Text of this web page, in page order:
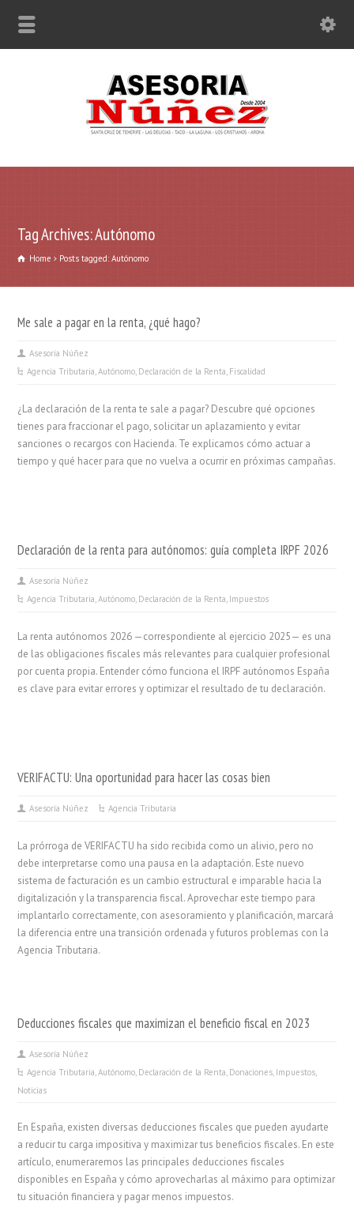
Tag Archives: Autónomo
Home Posts tagged: Autónomo
Me sale a pagar en la renta, ¿qué hago?
Asesoría Núñez
Agencia Tributaria,Autónomo, Declaración de la Renta, Fiscalidad
¿La declaración de la renta te sale a pagar? Descubre qué opciones
tienes para fraccionar el pago, solicitar un aplazamiento y evitar
sanciones o recargos con Hacienda. Te explicamos cómo actuar a
tiempo y qué hacer para que no vuelva a ocurrir en próximas campañas.
Declaración de la renta para autónomos: guía completa IRPF 2026
Asesoría Núñez
Agencia Tributaria,Autónomo, Declaración de la Renta, Impuestos
La renta autónomos 2026 —correspondiente al ejercicio 2025— es una
de las obligaciones fiscales más relevantes para cualquier profesional
por cuenta propia. Entender cómo funciona el IRPF autónomos España
es clave para evitar errores y optimizar el resultado de tu declaración.
VERIFACTU: Una oportunidad para hacer las cosas bien
Asesoría Núñez Agencia Tributaria
La prórroga de VERIFACTU ha sido recibida como un alivio, pero no
debe interpretarse como una pausa en la adaptación. Este nuevo
sistema de facturación es un cambio estructural e imparable hacia la
digitalización y la transparencia fiscal. Aprovechar este tiempo para
implantarlo correctamente, con asesoramiento y planificación, marcará
la diferencia entre una transición ordenada y futuros problemas con la
Agencia Tributaria.
Deducciones fiscales que maximizan el beneficio fiscal en 2023
Asesoría Núñez
Agencia Tributaria,Autónomo, Declaración de la Renta, Donaciones, Impuestos,
Noticias
En España, existen diversas deducciones fiscales que pueden ayudarte
a reducir tu carga impositiva y maximizar tus beneficios fiscales. En este
artículo, enumeraremos las principales deducciones fiscales
disponibles en España y cómo aprovecharlas al máximo para optimizar
tu situación financiera y pagar menos impuestos.